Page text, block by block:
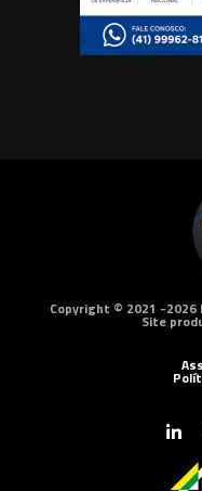
Copyright © 2021 -
Site